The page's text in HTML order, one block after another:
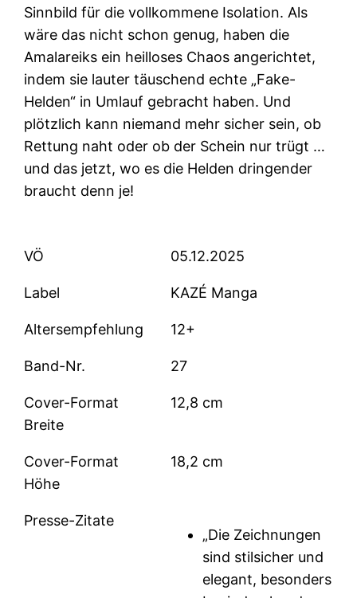
Sinnbild für die vollkommene Isolation. Als
wäre das nicht schon genug, haben die
Amalareiks ein heilloses Chaos angerichtet,
indem sie lauter täuschend echte „Fake-
Helden“ in Umlauf gebracht haben. Und
plötzlich kann niemand mehr sicher sein, ob
Rettung naht oder ob der Schein nur trügt …
und das jetzt, wo es die Helden dringender
braucht denn je!
VÖ 05.12.2025
Label KAZÉ Manga
Altersempfehlung 12+
Band-Nr. 27
Cover-Format
Breite
12,8 cm
Cover-Format
Höhe
18,2 cm
Presse-Zitate
„Die Zeichnungen
sind stilsicher und
elegant, besonders